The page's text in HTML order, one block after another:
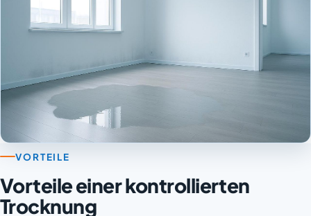
VORTEILE
Vorteile einer kontrollierten
Trocknung